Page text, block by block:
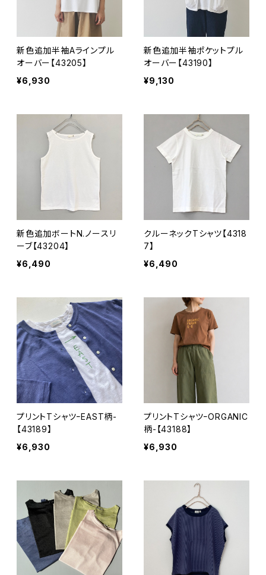
新色追加半袖Aラインプル
オーバー【43205】
¥6,930
新色追加半袖ポケットプル
オーバー【43190】
¥9,130
新色追加ボートN.ノースリ
ーブ【43204】
¥6,490
クルーネックTシャツ【4318
7】
¥6,490
プリントTシャツｰEAST柄-
【43189】
¥6,930
プリントTシャツｰORGANIC
柄-【43188】
¥6,930